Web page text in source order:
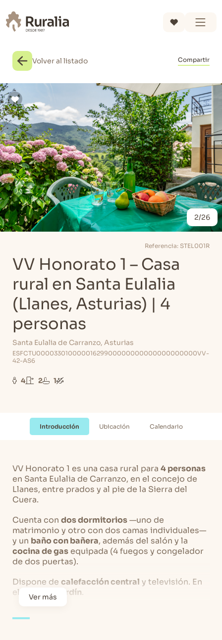
Volver al listado Compartir
2/26
Referencia: STEL001R
VV Honorato 1 – Casa
rural en Santa Eulalia
(Llanes, Asturias) | 4
personas
Santa Eulalia de Carranzo, Asturias
ESFCTU00003301000001629900000000000000000000VV-
42-AS6
4 2 1
Introducción Ubicación Calendario
VV Honorato 1 es una casa rural para 4 personas
en Santa Eulalia de Carranzo, en el concejo de
Llanes, entre prados y al pie de la Sierra del
Cuera.
Cuenta con dos dormitorios—uno de
matrimonio y otro con dos camas individuales—
y un baño con bañera, además del salón y la
cocina de gas equipada (4 fuegos y congelador
de dos puertas).
Dispone de calefacción central y televisión. En
el exterior,
jardín.
Ver más